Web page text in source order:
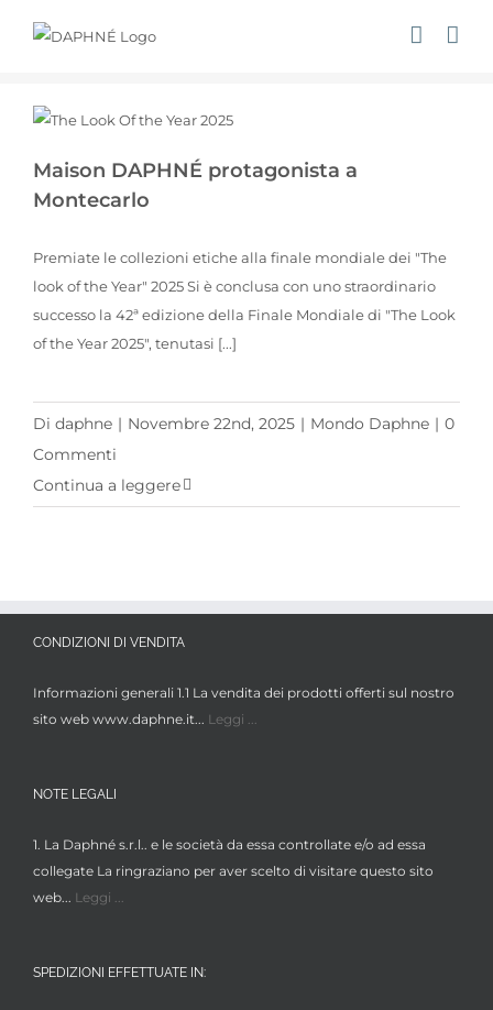
Maison DAPHNÉ protagonista a
Montecarlo
Premiate le collezioni etiche alla finale mondiale dei "The
look of the Year" 2025 Si è conclusa con uno straordinario
successo la 42ª edizione della Finale Mondiale di "The Look
of the Year 2025", tenutasi [...]
Di daphne | Novembre 22nd, 2025 | Mondo Daphne | 0
Commenti
Continua a leggere
CONDIZIONI DI VENDITA
Informazioni generali 1.1 La vendita dei prodotti offerti sul nostro
sito web www.daphne.it... Leggi ...
NOTE LEGALI
1. La Daphné s.r.l.. e le società da essa controllate e/o ad essa
collegate La ringraziano per aver scelto di visitare questo sito
web... Leggi ...
SPEDIZIONI EFFETTUATE IN: